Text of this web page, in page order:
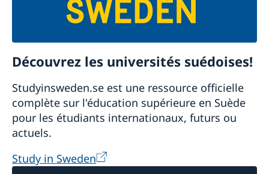
Découvrez les universités suédoises!
Studyinsweden.se est une ressource officielle
complète sur l'éducation supérieure en Suède
pour les étudiants internationaux, futurs ou
actuels.
Study in Sweden